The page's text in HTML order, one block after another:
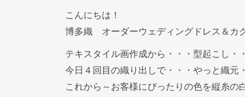
こんにちは！
博多織 オーダーウェディングドレス＆カ
テキスタイル画作成から・・・型起こし・
今日４回目の織り出しで・・・やっと織元
これから～お客様にぴったりの色を縦糸の